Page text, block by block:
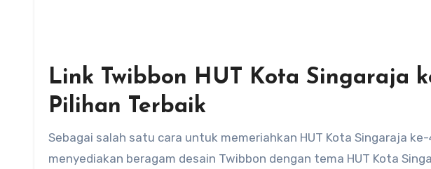
Link Twibbon HUT Kota Singaraja
Pilihan Terbaik
Sebagai salah satu cara untuk memeriahkan HUT Kota Singaraja
menyediakan beragam desain Twibbon dengan tema HUT Kota